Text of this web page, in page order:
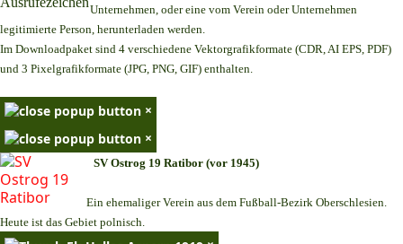
Unternehmen, oder eine vom Verein oder Unternehmen
legitimierte Person, herunterladen werden.
Im Downloadpaket sind 4 verschiedene Vektorgrafikformate (CDR, AI EPS, PDF)
und 3 Pixelgrafikformate (JPG, PNG, GIF) enthalten.
×
×
SV Ostrog 19 Ratibor (vor 1945)
Ein ehemaliger Verein aus dem Fußball-Bezirk Oberschlesien.
Heute ist das Gebiet polnisch.